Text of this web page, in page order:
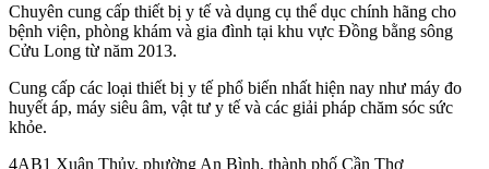
Chuyên cung cấp thiết bị y tế và dụng cụ thể dục chính hãng cho
bệnh viện, phòng khám và gia đình tại khu vực Đồng bằng sông
Cửu Long từ năm 2013.
Cung cấp các loại thiết bị y tế phổ biến nhất hiện nay như máy đo
huyết áp, máy siêu âm, vật tư y tế và các giải pháp chăm sóc sức
khỏe.
4AB1 Xuân Thủy, phường An Bình, thành phố Cần Thơ